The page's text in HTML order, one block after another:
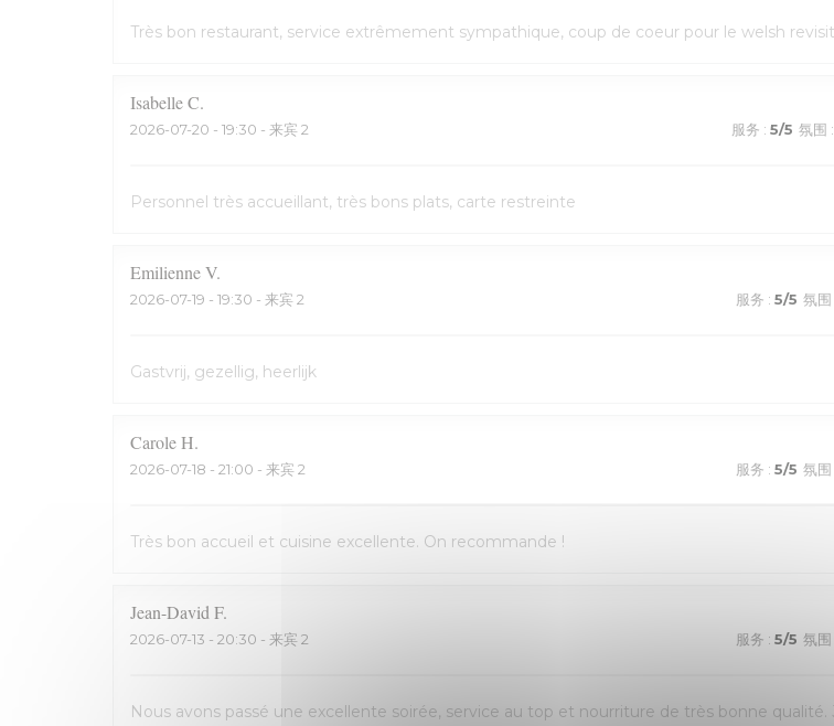
Très bon restaurant, service extrêmement sympathique, coup de coeur pour le welsh
IsabelleC
2026-07-20 - 19:30 - 来宾 2 服务 : 5/5 氛围 :
Personnel très accueillant, très bons plats, carte restreinte
EmilienneV
2026-07-19 - 19:30 - 来宾 2 服务 : 5/5 氛围
Gastvrij, gezellig, heerlijk
CaroleH
2026-07-18 - 21:00 - 来宾 2 服务 : 5/5 氛围
Très bon accueil et cuisine excellente. On recommande !
Jean-David F
2026-07-13 - 20:30 - 来宾 2 服务 : 5/5 氛围
Nous avons passé une excellente soirée, service au top et nourriture de très bonne qualité.